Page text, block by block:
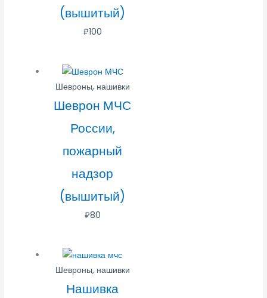
(вышитый)
₽100
Шевроны, нашивки
Шеврон МЧС
России,
пожарный
надзор
(вышитый)
₽80
Шевроны, нашивки
Нашивка